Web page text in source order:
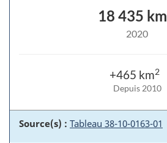
18 435 km
2020
+465 km2
Depuis 2010
Source(s) : Tableau 38-10-0163-01